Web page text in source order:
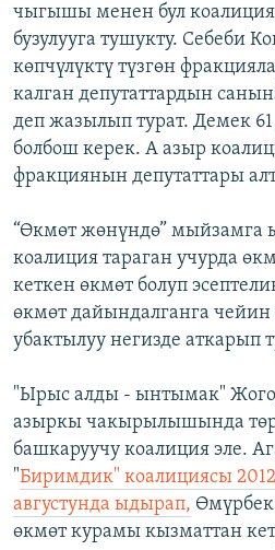
чыгышы менен бул коалиция
бузулууга тушукту. Себеби
көпчүлүктү түзгөн
калган депутаттардын
деп жазылып турат. Демек
болбош керек. А азыр
фракциянын депутаттары
“Өкмөт жөнүндө” мыйзамга
коалиция тараган учурда
кеткен өкмөт болуп
өкмөт дайындалганга
убактылуу негизде аткарып
"Ырыс алды - ынтымак"
азыркы чакырылышында
башкаруучу коалиция эле.
"Биримдик" коалициясы
августунда ыдырап,
өкмөт курамы кызматтан